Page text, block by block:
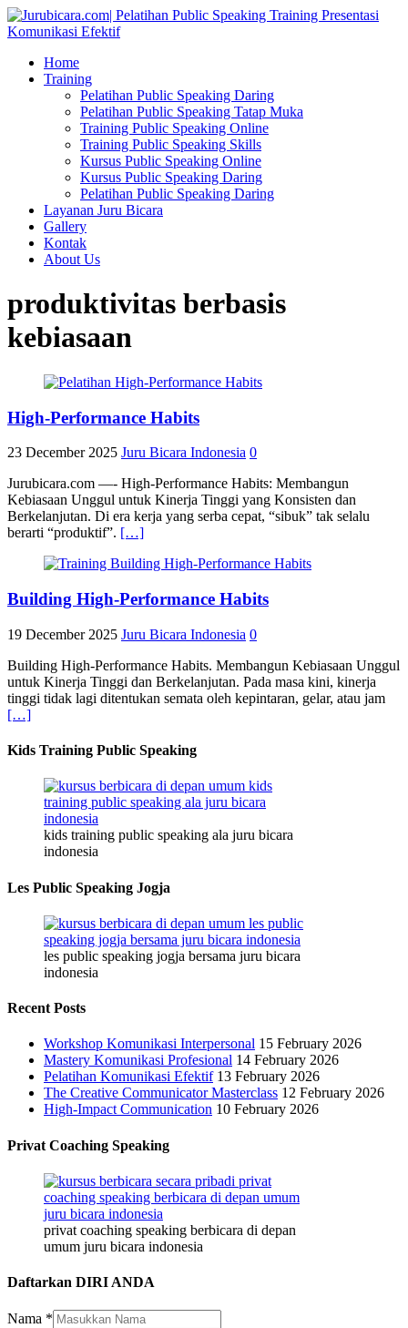
Home
Training
Pelatihan Public Speaking Daring
Pelatihan Public Speaking Tatap Muka
Training Public Speaking Online
Training Public Speaking Skills
Kursus Public Speaking Online
Kursus Public Speaking Daring
Pelatihan Public Speaking Daring
Layanan Juru Bicara
Gallery
Kontak
About Us
produktivitas berbasis
kebiasaan
High-Performance Habits
23 December 2025 Juru Bicara Indonesia 0
Jurubicara.com —- High-Performance Habits: Membangun
Kebiasaan Unggul untuk Kinerja Tinggi yang Konsisten dan
Berkelanjutan. Di era kerja yang serba cepat, “sibuk” tak selalu
berarti “produktif”. […]
Building High-Performance Habits
19 December 2025 Juru Bicara Indonesia 0
Building High-Performance Habits. Membangun Kebiasaan Unggul
untuk Kinerja Tinggi dan Berkelanjutan. Pada masa kini, kinerja
tinggi tidak lagi ditentukan semata oleh kepintaran, gelar, atau jam
[…]
Kids Training Public Speaking
kids training public speaking ala juru bicara
indonesia
Les Public Speaking Jogja
les public speaking jogja bersama juru bicara
indonesia
Recent Posts
Workshop Komunikasi Interpersonal 15 February 2026
Mastery Komunikasi Profesional 14 February 2026
Pelatihan Komunikasi Efektif 13 February 2026
The Creative Communicator Masterclass 12 February 2026
High-Impact Communication 10 February 2026
Privat Coaching Speaking
privat coaching speaking berbicara di depan
umum juru bicara indonesia
Daftarkan DIRI ANDA
Nama *